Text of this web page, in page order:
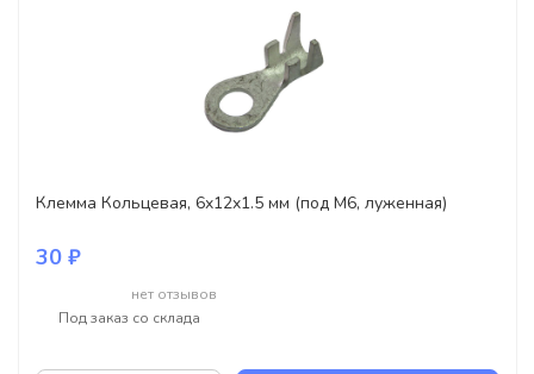
Клемма Кольцевая, 6x12x1.5 мм (под M6, луженная)
30 ₽
нет отзывов
Под заказ со склада